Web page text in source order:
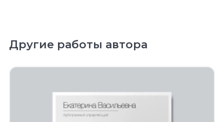
Другие работы автора